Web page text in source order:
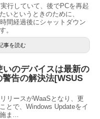
行していて、後でPCを再起
いというときのために、
間経過後にシャットダウン
。
事を読む
のデバイスは最新の
告の解決法[WSUS
リースがWaaSとなり、更
とで、Windows Updateをイ
ま...